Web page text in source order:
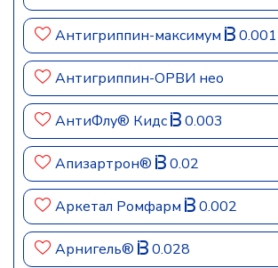
Антигриппин-максимум 0.001
Антигриппин-ОРВИ нео
АнтиФлу® Кидс 0.003
Апизартрон® 0.02
Аркетал Ромфарм 0.002
Арнигель® 0.028